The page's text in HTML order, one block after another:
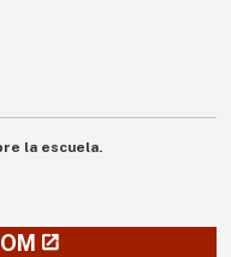
la escuela.